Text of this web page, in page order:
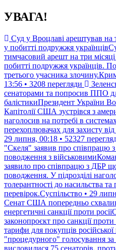
Перейти
до
УВАГА!
Суд у Вроцлаві арештував на
у побитті подружжя
тимчасовий арешт на три
побитті подружжя українців.
третього учасника
13:56 • 3208 перегляди
сенаторами та попросив ППО
балістикиПрезидент України
Капітолії США зустрівся з
наголосив на потребі в
перехоплювачах для захисту
29 липня, 00:18 • 52327
"Скеля" заявив про співпрацю
поводження з
заявило про співпрацю з ДБР
поводження. У підрозділі
толерантності до насильства
перевірок.Суспільство • 29
Сенат США попередньо
енергетичні санкції проти
законопроєкт про санкції
тарифи для покупців
"процедурного" голосування
висловилися 75 сенаторів,